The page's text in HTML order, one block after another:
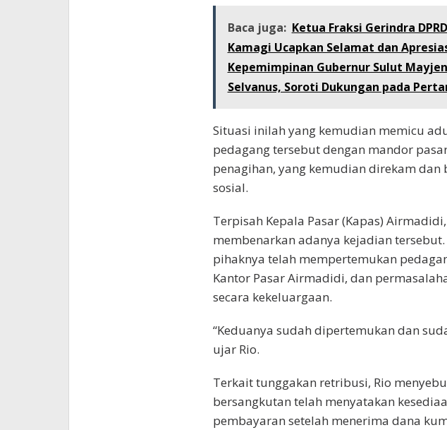
Baca juga: Ketua Fraksi Gerindra
Kamagi Ucapkan Selamat dan
Kepemimpinan Gubernur Sulut
Selvanus, Soroti Dukungan pada
Situasi inilah yang kemudian memicu
pedagang tersebut dengan mandor
penagihan, yang kemudian direkam dan
sosial.
Terpisah Kepala Pasar (Kapas)
membenarkan adanya kejadian
pihaknya telah mempertemukan
Kantor Pasar Airmadidi, dan
secara kekeluargaan.
“Keduanya sudah dipertemukan dan
ujar Rio.
Terkait tunggakan retribusi, Rio
bersangkutan telah menyatakan
pembayaran setelah menerima dana